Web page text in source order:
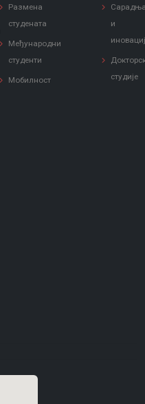
Размена
студената
Међународни
студенти
Мобилност
и
студије